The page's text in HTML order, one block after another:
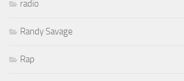
radio
Randy Savage
Rap